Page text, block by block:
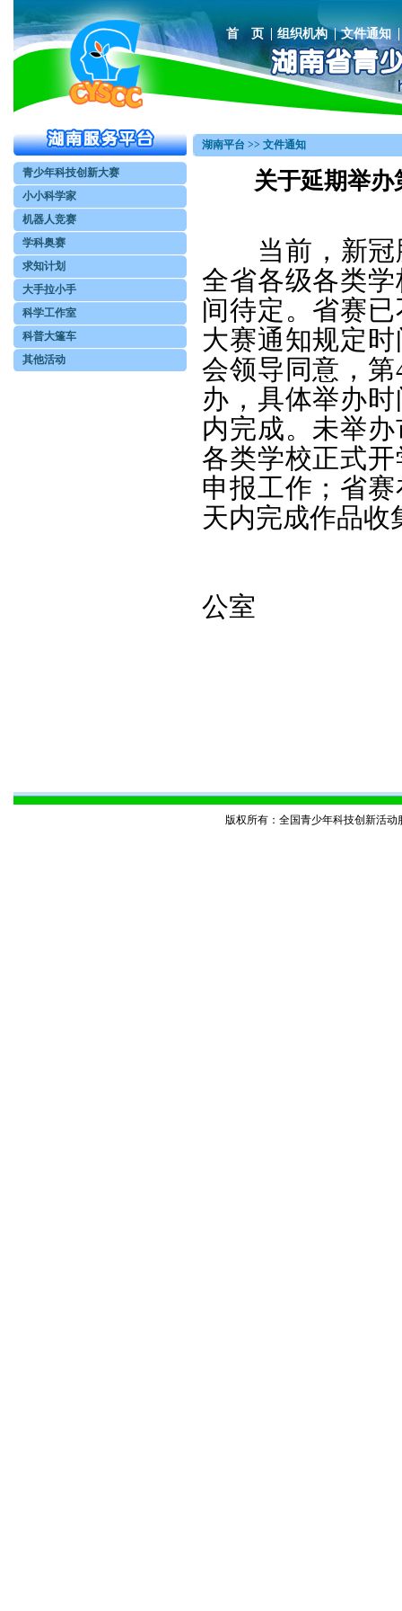
首 页 组织机构 文件通知
青少年科技创新大赛
小小科学家
机器人竞赛
学科奥赛
求知计划
大手拉小手
科学工作室
科普大篷车
其他活动
湖南平台 >> 文件通知
关于延期举
当前，新冠
全省各级各类
间待定。省赛
大赛通知规定
会领导同意，
办，具体举办
内完成。未举
各类学校正式
申报工作；省
天内完成作品收
公室
版权所有：全国青少年科技创新活